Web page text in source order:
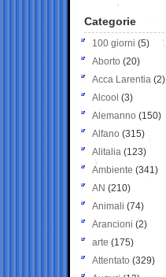
Categorie
100 giorni (5)
Aborto (20)
Acca Larentia (2)
Alcool (3)
Alemanno (150)
Alfano (315)
Alitalia (123)
Ambiente (341)
AN (210)
Animali (74)
Arancioni (2)
arte (175)
Attentato (329)